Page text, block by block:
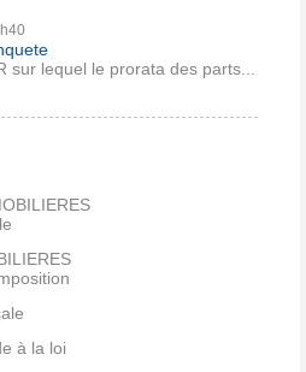
sur lequel le prorata des parts...
à la loi